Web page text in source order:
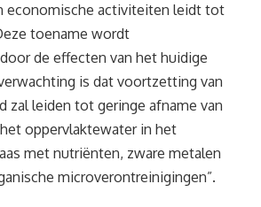
economische activiteiten leidt tot
toename wordt
de effecten van het huidige
is dat voortzetting van
zal leiden tot geringe afname van
oppervlaktewater in het
met nutriënten, zware metalen
microverontreinigingen”.